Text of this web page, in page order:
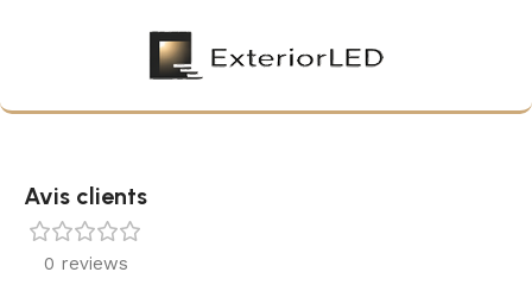
Avis clients
0 reviews